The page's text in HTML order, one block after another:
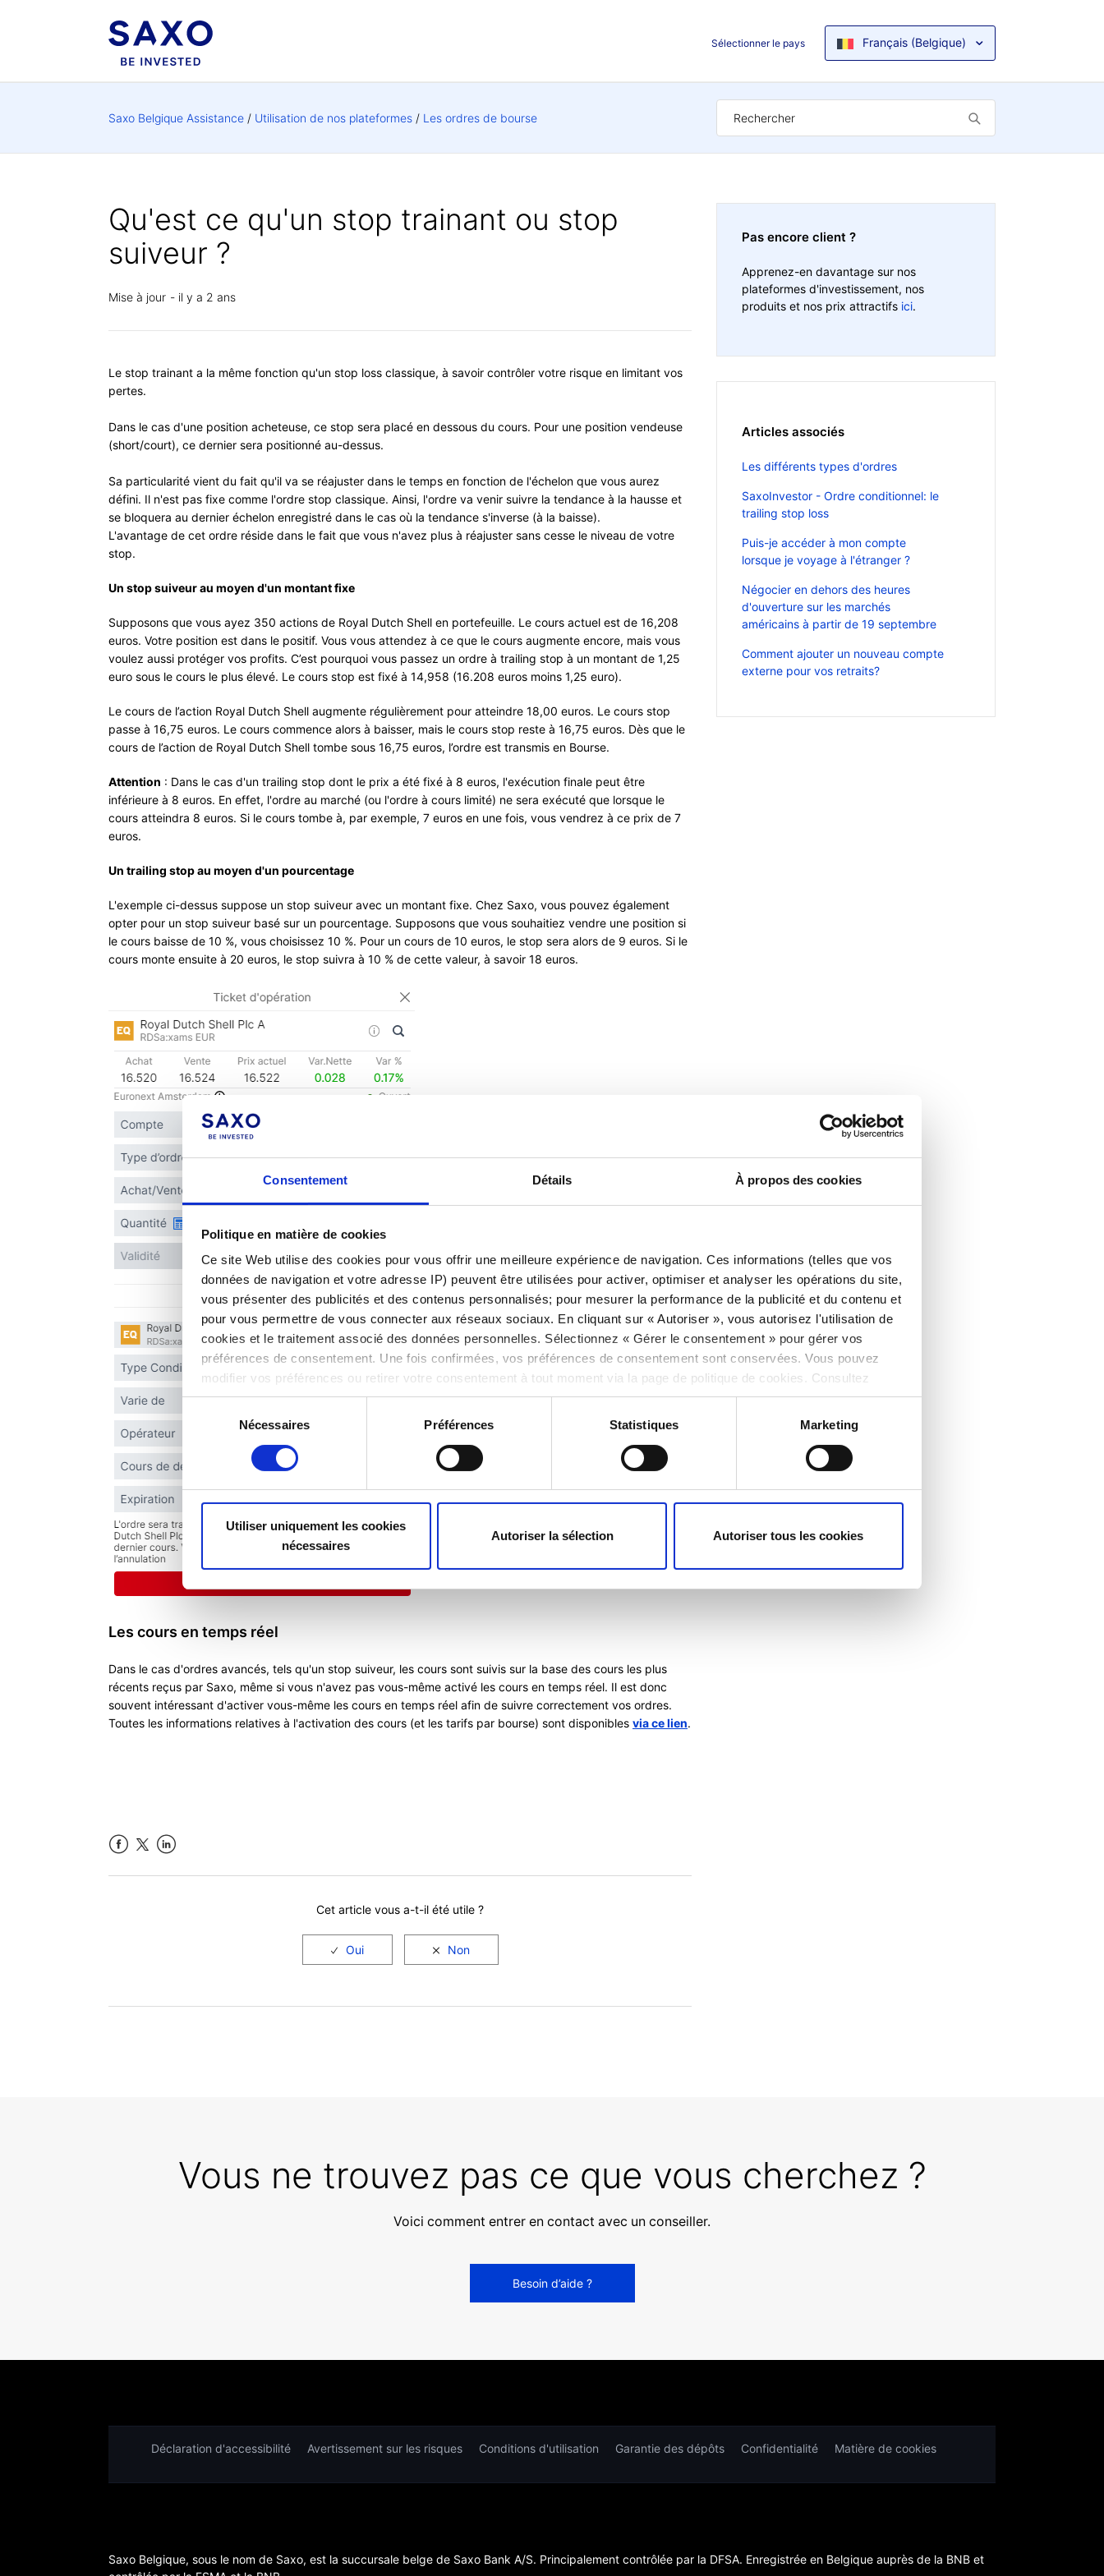
Consentement Détails À propos des cookies
Politique en matière de cookies
Ce site Web utilise des cookies pour vous offrir une meilleure expérience de navigation. Ces informations (telles que vos
données de navigation et votre adresse IP) peuvent être utilisées pour activer, optimiser et analyser les opérations du site,
vous présenter des publicités et des contenus personnalisés; pour mesurer la performance de la publicité et du contenu et
pour vous permettre de vous connecter aux réseaux sociaux. En cliquant sur « Autoriser », vous autorisez l'utilisation de
cookies et le traitement associé des données personnelles. Sélectionnez « Gérer le consentement » pour gérer vos
préférences de consentement. Une fois confirmées, vos préférences de consentement sont conservées. Vous pouvez
modifier vos préférences ou retirer votre consentement à tout moment via la page de politique de cookies. Consultez
notre politique en matière de cookies icietnotre politique de confidentialité ici.
consentement
Nécessaires Préférences Statistiques Marketing
Utiliser uniquement les cookies
nécessaires
Autoriser la sélection Autoriser tous les cookies
Sélectionner le pays Français (Belgique)
Saxo Belgique Assistance Utilisation de nos plateformes Les ordres de bourse
Qu'est ce qu'un stop trainant ou stop
suiveur ?
Mise à jour il y a 2 ans
Le stop trainant a la même fonction qu'un stop loss classique, à savoir contrôler votre risque en limitant vos
pertes.
Dans le cas d'une position acheteuse, ce stop sera placé en dessous du cours. Pour une position vendeuse
(short/court), ce dernier sera positionné au-dessus.
Sa particularité vient du fait qu'il va se réajuster dans le temps en fonction de l'échelon que vous aurez
défini. Il n'est pas fixe comme l'ordre stop classique. Ainsi, l'ordre va venir suivre la tendance à la hausse et
se bloquera au dernier échelon enregistré dans le cas où la tendance s'inverse (à la baisse).
L'avantage de cet ordre réside dans le fait que vous n'avez plus à réajuster sans cesse le niveau de votre
stop.
Un stop suiveur au moyen d'un montant fixe
Supposons que vous ayez 350 actions de Royal Dutch Shell en portefeuille. Le cours actuel est de 16,208
euros. Votre position est dans le positif. Vous vous attendez à ce que le cours augmente encore, mais vous
voulez aussi protéger vos profits. C’est pourquoi vous passez un ordre à trailing stop à un montant de 1,25
euro sous le cours le plus élevé. Le cours stop est fixé à 14,958 (16.208 euros moins 1,25 euro).
Le cours de l’action Royal Dutch Shell augmente régulièrement pour atteindre 18,00 euros. Le cours stop
passe à 16,75 euros. Le cours commence alors à baisser, mais le cours stop reste à 16,75 euros. Dès que le
cours de l’action de Royal Dutch Shell tombe sous 16,75 euros, l’ordre est transmis en Bourse.
Attention : Dans le cas d'un trailing stop dont le prix a été fixé à 8 euros, l'exécution finale peut être
inférieure à 8 euros. En effet, l'ordre au marché (ou l'ordre à cours limité) ne sera exécuté que lorsque le
cours atteindra 8 euros. Si le cours tombe à, par exemple, 7 euros en une fois, vous vendrez à ce prix de 7
euros.
Un trailing stop au moyen d'un pourcentage
L'exemple ci-dessus suppose un stop suiveur avec un montant fixe. Chez Saxo, vous pouvez également
opter pour un stop suiveur basé sur un pourcentage. Supposons que vous souhaitiez vendre une position si
le cours baisse de 10 %, vous choisissez 10 %. Pour un cours de 10 euros, le stop sera alors de 9 euros. Si le
cours monte ensuite à 20 euros, le stop suivra à 10 % de cette valeur, à savoir 18 euros.
Les cours en temps réel
Dans le cas d'ordres avancés, tels qu'un stop suiveur, les cours sont suivis sur la base des cours les plus
récents reçus par Saxo, même si vous n'avez pas vous-même activé les cours en temps réel. Il est donc
souvent intéressant d'activer vous-même les cours en temps réel afin de suivre correctement vos ordres.
Toutes les informations relatives à l'activation des cours (et les tarifs par bourse) sont disponibles via ce lien.
Cet article vous a-t-il été utile ?
Pas encore client ?
Apprenez-en davantage sur nos
plateformes d'investissement, nos
produits et nos prix attractifs ici.
Articles associés
Les différents types d'ordres
SaxoInvestor - Ordre conditionnel: le
trailing stop loss
Puis-je accéder à mon compte
lorsque je voyage à l'étranger ?
Négocier en dehors des heures
d'ouverture sur les marchés
américains à partir de 19 septembre
Comment ajouter un nouveau compte
externe pour vos retraits?
Vous ne trouvez pas ce que vous cherchez ?
Voici comment entrer en contact avec un conseiller.
Besoin d’aide ?
Déclaration d'accessibilité Avertissement sur les risques Conditions d'utilisation Garantie des dépôts Confidentialité Matière de cookies
Saxo Belgique, sous le nom de Saxo, est la succursale belge de Saxo Bank A/S. Principalement contrôlée par la DFSA. Enregistrée en Belgique auprès de la BNB et